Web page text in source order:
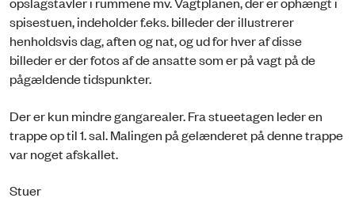
spisestuen, indeholder f.eks. billeder der illustrerer
henholdsvis dag, aften og nat, og ud for hver af disse
billeder er der fotos af de ansatte som er på vagt på de
pågældende tidspunkter.
Der er kun mindre gangarealer. Fra stueetagen leder en
trappe op til 1. sal. Malingen på gelænderet på denne trappe
var noget afskallet.
Stuer